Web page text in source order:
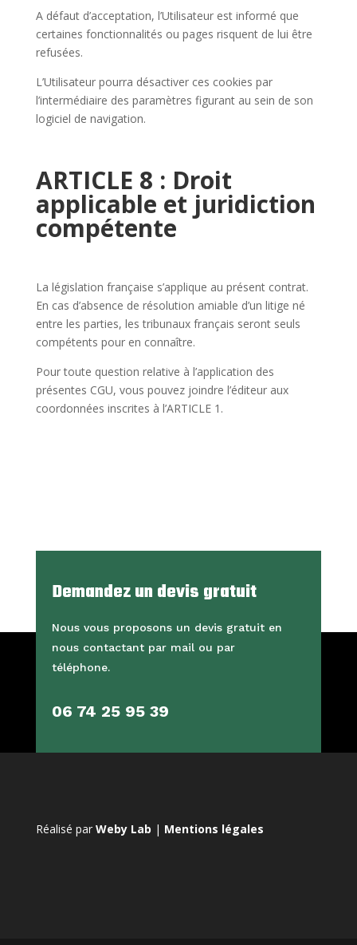
A défaut d’acceptation, l’Utilisateur est informé que
certaines fonctionnalités ou pages risquent de lui être
refusées.
L’Utilisateur pourra désactiver ces cookies par
l’intermédiaire des paramètres figurant au sein de son
logiciel de navigation.
ARTICLE 8 : Droit
applicable et juridiction
compétente
La législation française s’applique au présent contrat.
En cas d’absence de résolution amiable d’un litige né
entre les parties, les tribunaux français seront seuls
compétents pour en connaître.
Pour toute question relative à l’application des
présentes CGU, vous pouvez joindre l’éditeur aux
coordonnées inscrites à l’ARTICLE 1.
Demandez un devis gratuit
Nous vous proposons un devis gratuit en
nous contactant par mail ou par
téléphone.
06 74 25 95 39
Réalisé par Weby Lab | Mentions légales